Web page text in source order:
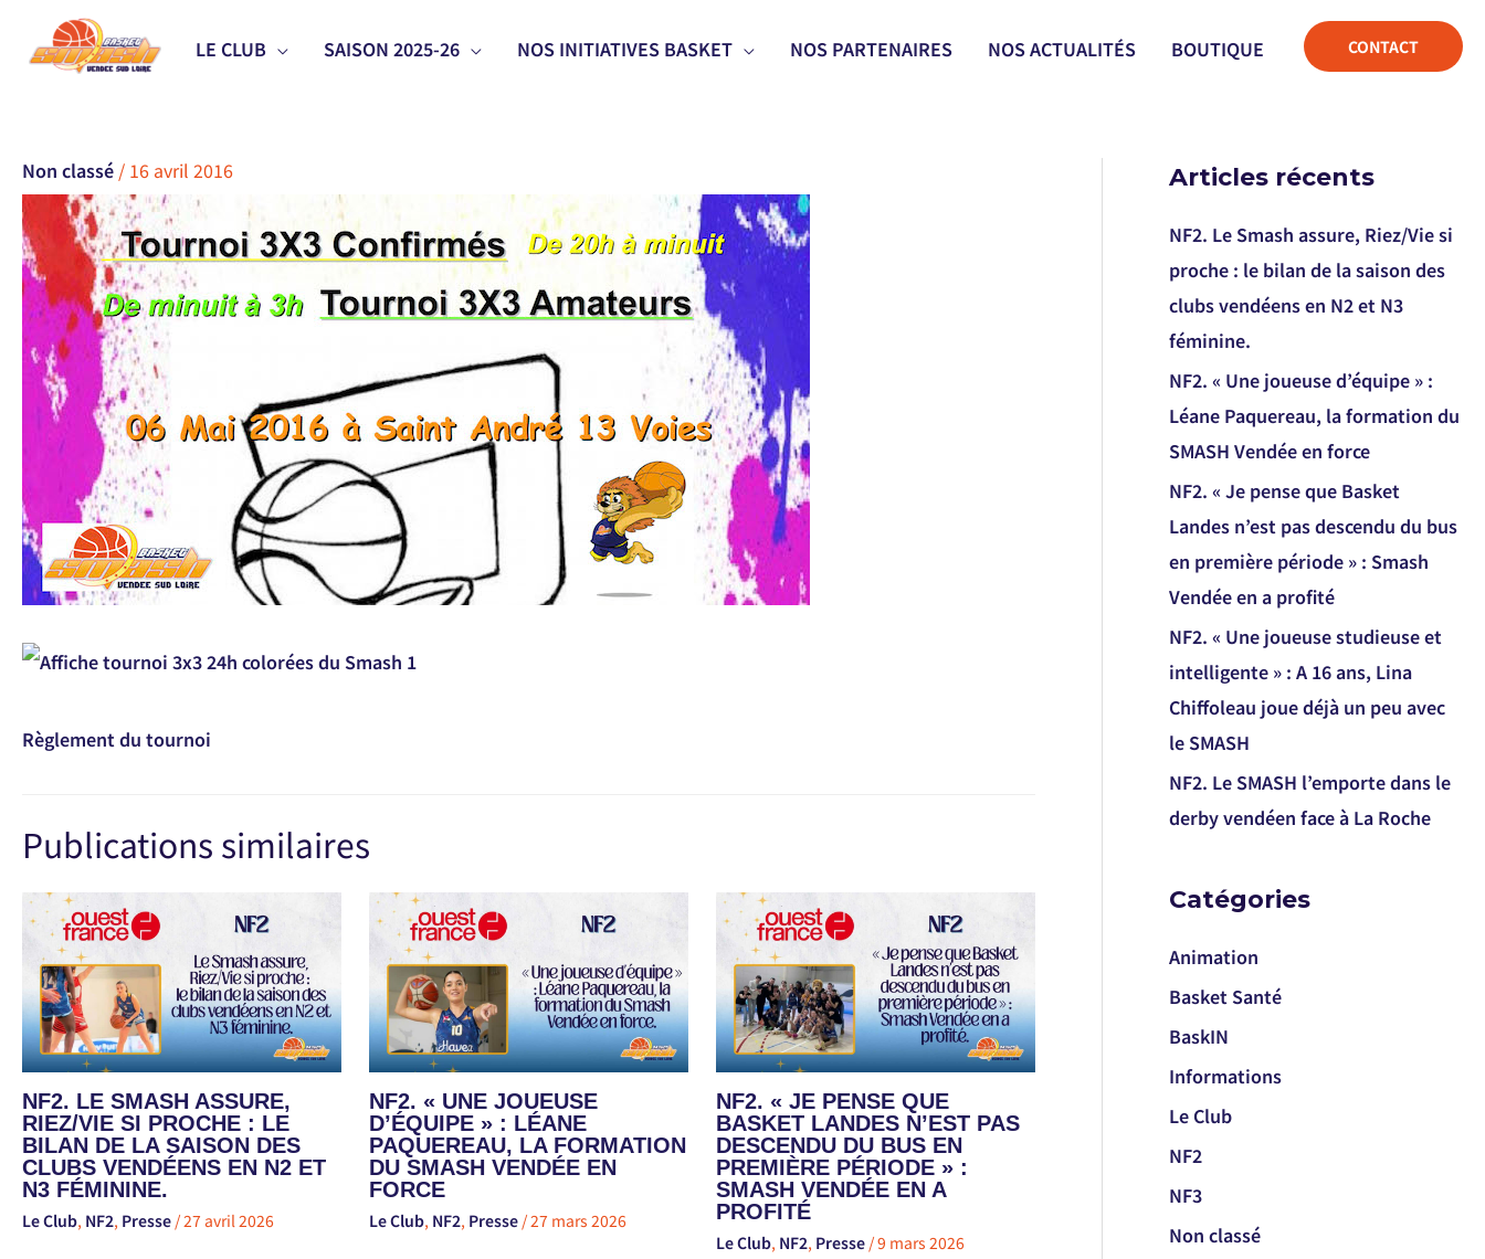
LE CLUB SAISON 2025-26 NOS INITIATIVES BASKET NOS PARTENAIRES NOS ACTUALITÉS BOUTIQUE CONTACT
Non classé / 16 avril 2016
Règlement du tournoi
Publications similaires
NF2. LE SMASH ASSURE,
RIEZ/VIE SI PROCHE : LE
BILAN DE LA SAISON DES
CLUBS VENDÉENS EN N2 ET
N3 FÉMININE.
Le Club, NF2, Presse /27 avril 2026
NF2. « UNE JOUEUSE
D’ÉQUIPE » : LÉANE
PAQUEREAU, LA FORMATION
DU SMASH VENDÉE EN
FORCE
Le Club, NF2, Presse /27 mars 2026
NF2. « JE PENSE QUE
BASKET LANDES N’EST PAS
DESCENDU DU BUS EN
PREMIÈRE PÉRIODE » :
SMASH VENDÉE EN A
PROFITÉ
Le Club, NF2, Presse /9 mars 2026
Articles récents
NF2. Le Smash assure, Riez/Vie si
proche : le bilan de la saison des
clubs vendéens en N2 et N3
féminine.
NF2. « Une joueuse d’équipe » :
Léane Paquereau, la formation du
SMASH Vendée en force
NF2. « Je pense que Basket
Landes n’est pas descendu du bus
en première période » : Smash
Vendée en a profité
NF2. « Une joueuse studieuse et
intelligente » : A 16 ans, Lina
Chiffoleau joue déjà un peu avec
le SMASH
NF2. Le SMASH l’emporte dans le
derby vendéen face à La Roche
Catégories
Animation
Basket Santé
BaskIN
Informations
Le Club
NF2
NF3
Non classé